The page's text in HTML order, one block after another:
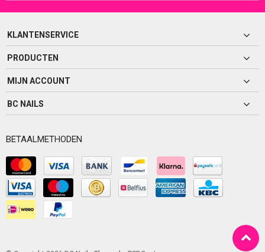
KLANTENSERVICE
PRODUCTEN
MIJN ACCOUNT
BC NAILS
BETAALMETHODEN